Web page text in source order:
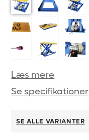
Læs mere
Se specifikationer
SE ALLE VARIANTER